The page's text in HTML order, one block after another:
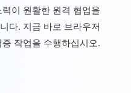
이 원활한 원격 협업을
다. 지금 바로 브라우저
작업을 수행하십시오.